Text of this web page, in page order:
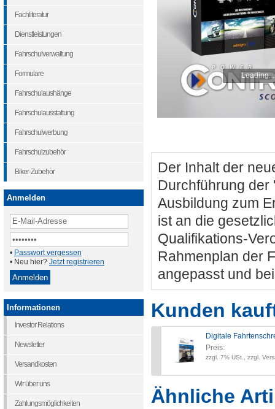
Loading...
Der Inhalt der
Durchführung der
Ausbildung zum
ist an die
Qualifikations-
Rahmenplan der
angepasst und
Kunden
Digitale
Preis:
zzgl. 7% USt., zzgl.
Ähnliche
Fachliteratur
Dienstleistungen
Fahrschulverwaltung
Formulare
Fahrschulaushänge
Fahrschulausstattung
Fahrschulwerbung
Fahrschulzubehör
Biker-Zubehör
Anmelden
• Passwort vergessen
• Neu hier? Jetzt registrieren
Informationen
Investor Relations
Newsletter
Versandkosten
Wir über uns
Zahlungsmöglichkeiten